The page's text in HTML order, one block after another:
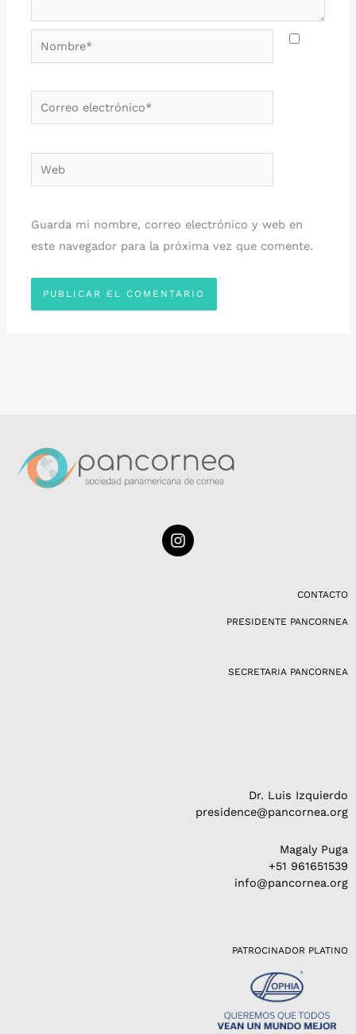
Nombre*
Correo
electrónico*
Web
Guarda mi nombre, correo electrónico y web en
este navegador para la próxima vez que comente.
I
n
CONTACTO
PRESIDENTE PANCORNEA
SECRETARIA PANCORNEA
Dr. Luis Izquierdo
presidence@pancornea.org
Magaly Puga
+51 961651539
info@pancornea.org
PATROCINADOR PLATINO